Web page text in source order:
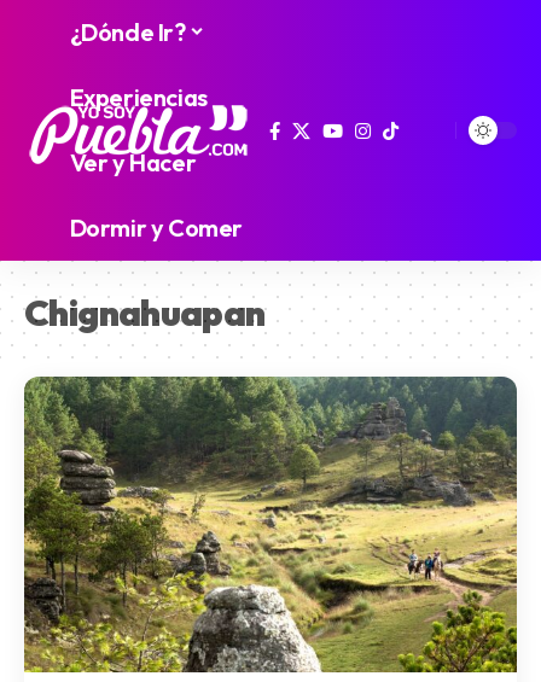
¿Dónde Ir?
Experiencias
Ver y Hacer
Dormir y Comer
Chignahuapan